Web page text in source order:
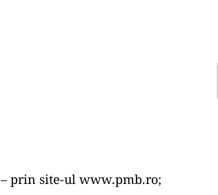
– prin site-ul www.pmb.ro;